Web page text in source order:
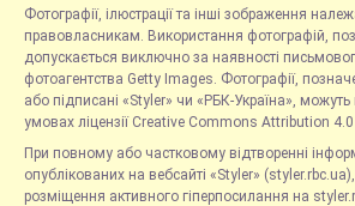
Фотографії, ілюстрації та інші зображення
правовласникам. Використання фотографій,
допускається виключно за наявності
фотоагентства Getty Images. Фотографії,
або підписані «Styler» чи «РБК-Україна»,
умовах ліцензії Creative Commons Attribution 4.0
При повному або частковому відтворенні
опублікованих на вебсайті «Styler»
розміщення активного гіперпосилання на